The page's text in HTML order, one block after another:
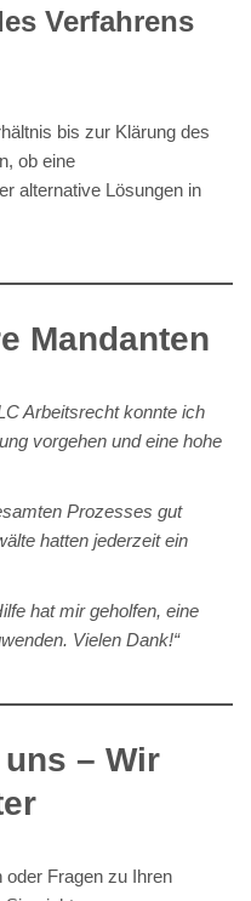
Verfahrens
bis zur Klärung des
ob eine
alternative Lösungen in
Mandanten
Arbeitsrecht konnte ich
vorgehen und eine hohe
Prozesses gut
hatten jederzeit ein
hat mir geholfen, eine
Vielen Dank!“
– Wir
oder Fragen zu Ihren